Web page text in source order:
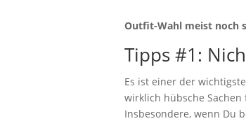
Outfit-Wahl meist noch
Tipps #1:
Es ist einer der
wirklich hübsche
Insbesondere, wenn Du